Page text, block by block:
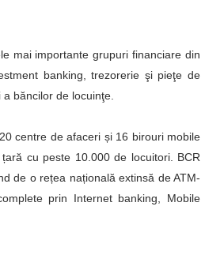
mai importante grupuri financiare din
banking, trezorerie şi pieţe de
băncilor de locuinţe.
centre de afaceri și 16 birouri mobile
cu peste 10.000 de locuitori. BCR
de o rețea națională extinsă de ATM-
prin Internet banking, Mobile